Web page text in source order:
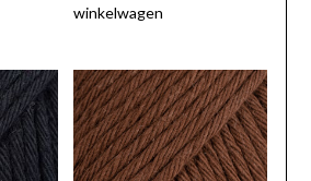
winkelwagen